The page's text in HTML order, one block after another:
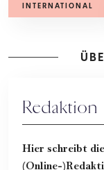
INTERNATIONAL
Redaktion
Hier schreibt die
(Online-